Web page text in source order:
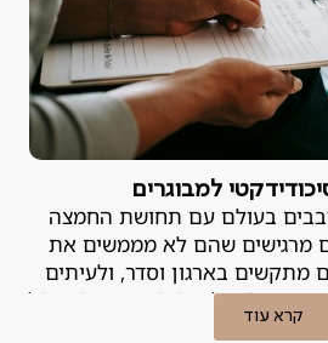
למבוגרים
בעולם עם תחושת החמצה
מרגישים שהם לא מממשים את
מתקשים בארגון וסדר, ולעיתים
עצמם כ"עצלנים", "מפוזרים" או "לא
שבמקרים רבים הקושי אינו נובע
קרא עוד